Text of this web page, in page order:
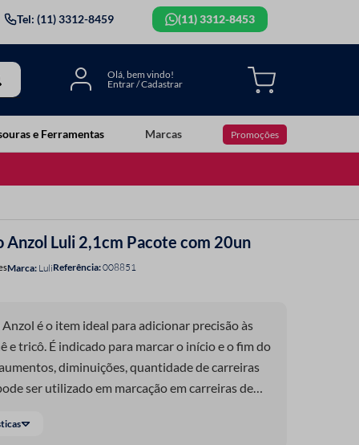
Tel: (11) 3312-8459 (11) 3312-8453
e Ferramentas Marcas Promoções
Anzol Luli 2,1cm Pacote com 20un
LuliReferência:008851
é o item ideal para adicionar precisão às
o início e o fim do
diminuições, quantidade de carreiras
ser utilizado em marcação em carreiras de